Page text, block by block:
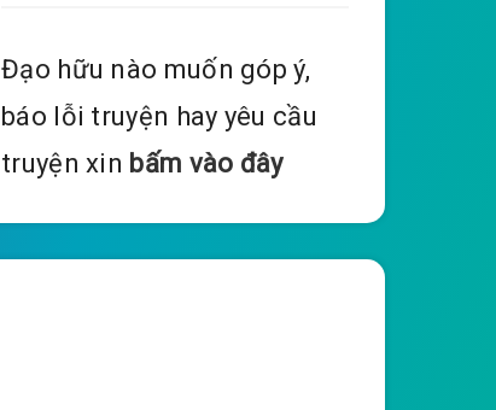
Đạo hữu nào muốn góp ý,
báo lỗi truyện hay yêu cầu
truyện xin bấm vào đây